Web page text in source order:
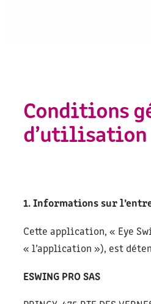
Conditions
d’utilisation
1. Informations sur
Cette application, « Eye
« l’application »), est
ESWING PRO SAS